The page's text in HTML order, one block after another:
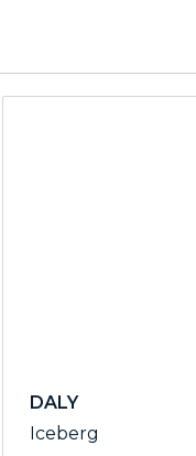
DALY
Iceberg